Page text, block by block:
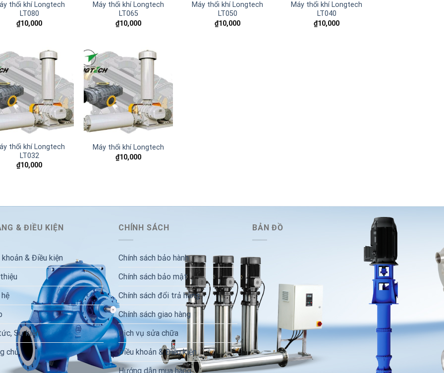
thổi khí Longtech
LT080
₫10,000
Máy thổi khí Longtech
LT065
₫10,000
Máy thổi khí Longtech
LT050
₫10,000
Máy thổi khí Longtech
LT040
₫10,000
Add to
wishlist
thổi khí Longtech
LT032
₫10,000
Add to
wishlist
Máy thổi khí Longtech
₫10,000
& ĐIỀU KIỆN
& Điều kiện
Sự kiện
chủ
CHÍNH SÁCH
Chính sách bảo hành
Chính sách bảo mật
Chính sách đổi trả hàng
Chính sách giao hàng
Dịch vụ sửa chữa
Điều khoản & Điều kiện
Hướng dẫn mua hàng
BẢN ĐỒ